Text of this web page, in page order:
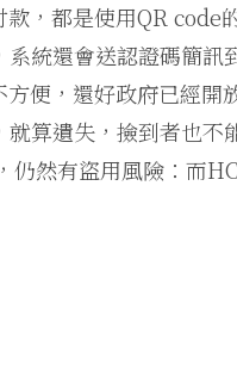
，都是使用QR code
統還會送認證碼簡
便，還好政府已經
算遺失，撿到者也
然有盜用風險：而